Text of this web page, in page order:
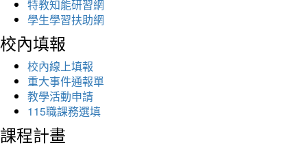
特教知能研習網
學生學習扶助網
校內填報
校內線上填報
重大事件通報單
教學活動申請
115職課務選填
課程計畫